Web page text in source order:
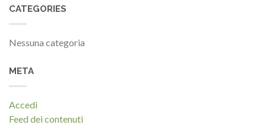
CATEGORIES
Nessuna categoria
META
Accedi
Feed dei contenuti